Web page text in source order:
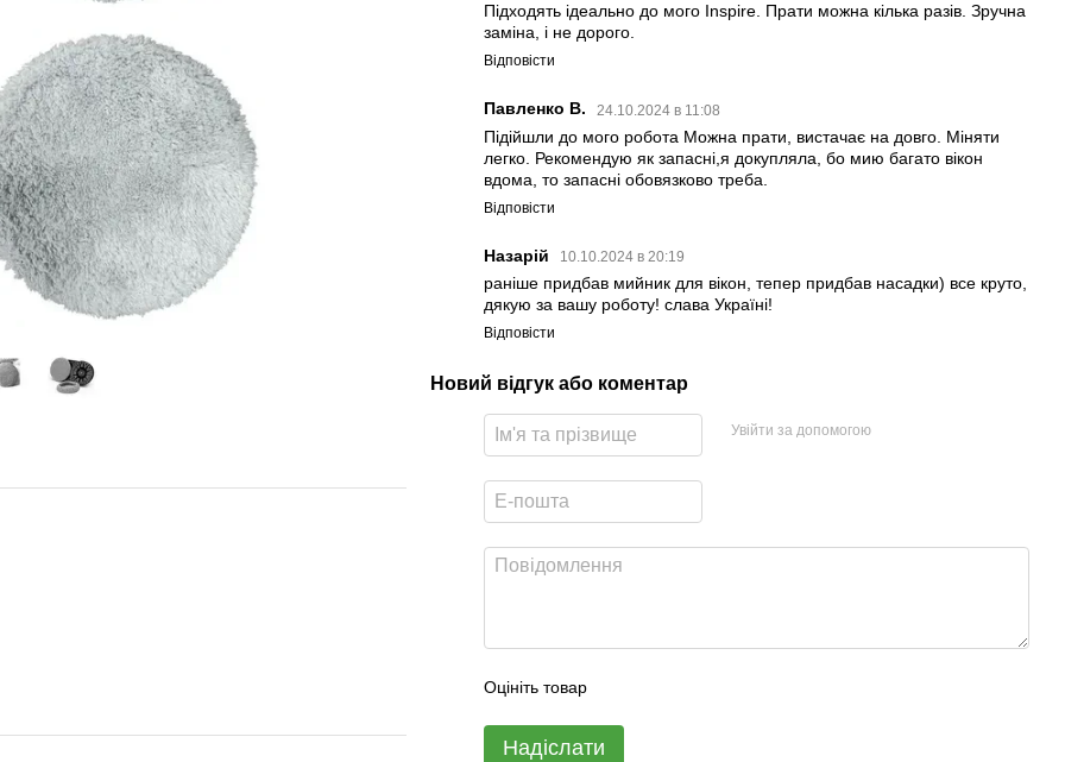
Підходять ідеально до мого Inspire. Прати можна кілька разів. Зручна
заміна, і не дорого.
Відповісти
Павленко В. 24.10.2024 в 11:08
Підійшли до мого робота Можна прати, вистачає на довго. Міняти
легко. Рекомендую як запасні,я докупляла, бо мию багато вікон
вдома, то запасні обовязково треба.
Відповісти
Назарій 10.10.2024 в 20:19
раніше придбав мийник для вікон, тепер придбав насадки) все круто,
дякую за вашу роботу! слава Україні!
Відповісти
Новий відгук або коментар
Увійти за допомогою
Оцініть товар
Надіслати